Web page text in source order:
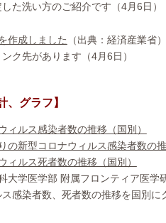
た洗い方のご紹介です（4月6日）
作成しました
（出典：経済産業省）
ク先があります（4月6日）
グラフ】
ィルス感染者数の推移（国別）
の新型コロナウィルス感染者数の
ィルス死者数の推移（国別）
大学医学部 附属フロンティア医学
感染者数、死者数の推移を国別